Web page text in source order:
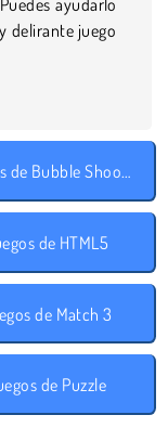
delirante juego
Juegos de Bubble Shooter
de HTML5
de Match 3
de Puzzle